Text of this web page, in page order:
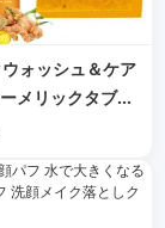
ォッシュ＆ケア
メリックタブレ
ッククレンジン
メリックソープ
レンジング スキ
ャルクレンジン